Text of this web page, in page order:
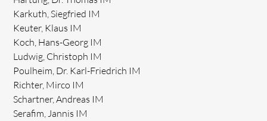
Karkuth, Siegfried IM
Keuter, Klaus IM
Koch, Hans-Georg IM
Ludwig, Christoph IM
Poulheim, Dr. Karl-Friedrich IM
Richter, Mirco IM
Schartner, Andreas IM
Serafim, Jannis IM